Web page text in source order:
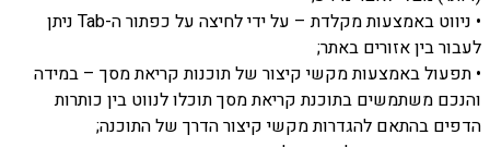
• ניווט באמצעות מקלדת – על ידי לחיצה על כפתור ה-Tab ניתן
לעבור בין אזורים באתר;
• תפעול באמצעות מקשי קיצור של תוכנות קריאת מסך – במידה
והנכם משתמשים בתוכנת קריאת מסך תוכלו לנווט בין כותרות
הדפים בהתאם להגדרות מקשי קיצור הדרך של התוכנה;